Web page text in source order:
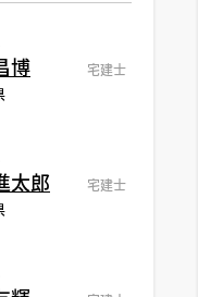
博
宅建士
太郎
宅建士